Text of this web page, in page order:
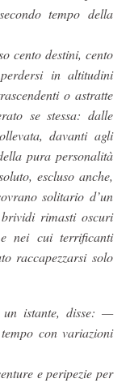
tempo della
cento destini, cento
in altitudini
o astratte
se stessa: dalle
davanti agli
pura personalità
escluso anche,
solitario d’un
rimasti oscuri
nei cui terrificanti
raccapezzarsi solo
istante, disse: —
con variazioni
e peripezie per